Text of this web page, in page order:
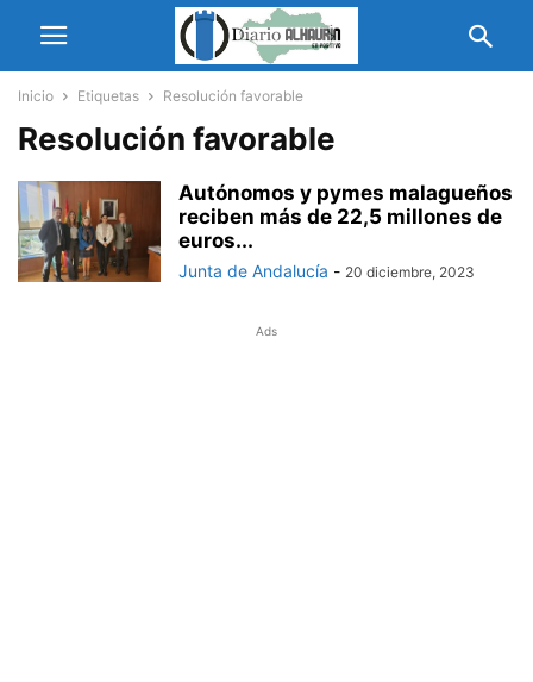
Inicio Etiquetas Resolución favorable
Resolución favorable
Autónomos y pymes malagueños
reciben más de 22,5 millones de
euros...
Junta de Andalucía - 20 diciembre, 2023
Ads